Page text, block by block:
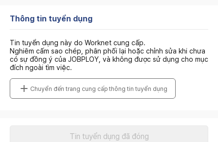
Thông tin tuyển dụng
Tin tuyển dụng này do Worknet cung cấp.
Nghiêm cấm sao chép, phân phối lại hoặc chỉnh sửa khi chưa
có sự đồng ý của JOBPLOY, và không được sử dụng cho mục
đích ngoài tìm việc.
Chuyển đến trang cung cấp thông tin tuyển dụng
Tin tuyển dụng đã đóng